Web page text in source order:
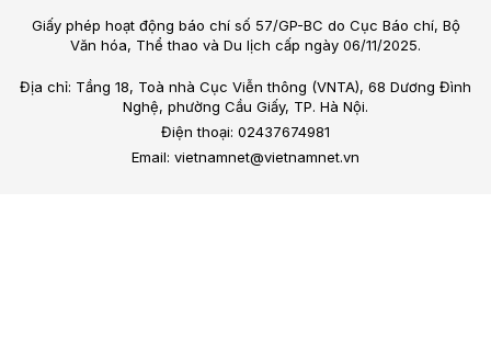
Giấy phép hoạt động báo chí số 57/GP-BC do Cục Báo chí, Bộ
Văn hóa, Thể thao và Du lịch cấp ngày 06/11/2025.
Địa chỉ: Tầng 18, Toà nhà Cục Viễn thông (VNTA), 68 Dương Đình
Nghệ, phường Cầu Giấy, TP. Hà Nội.
Điện thoại: 02437674981
Email: vietnamnet@vietnamnet.vn